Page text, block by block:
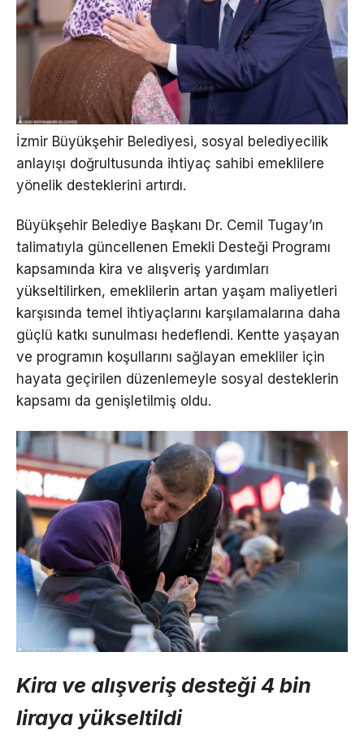
İzmir Büyükşehir Belediyesi, sosyal belediyecilik
anlayışı doğrultusunda ihtiyaç sahibi emeklilere
yönelik desteklerini artırdı.
Büyükşehir Belediye Başkanı Dr. Cemil Tugay’ın
talimatıyla güncellenen Emekli Desteği Programı
kapsamında kira ve alışveriş yardımları
yükseltilirken, emeklilerin artan yaşam maliyetleri
karşısında temel ihtiyaçlarını karşılamalarına daha
güçlü katkı sunulması hedeflendi. Kentte yaşayan
ve programın koşullarını sağlayan emekliler için
hayata geçirilen düzenlemeyle sosyal desteklerin
kapsamı da genişletilmiş oldu.
Kira ve alışveriş desteği 4 bin
liraya yükseltildi